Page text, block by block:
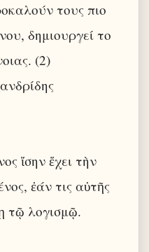
τους πιο
δημιουργεί το
(2)
ἴσην ἔχει τὴν
ἐάν τις αὐτῆς
τῷ λογισμῷ.